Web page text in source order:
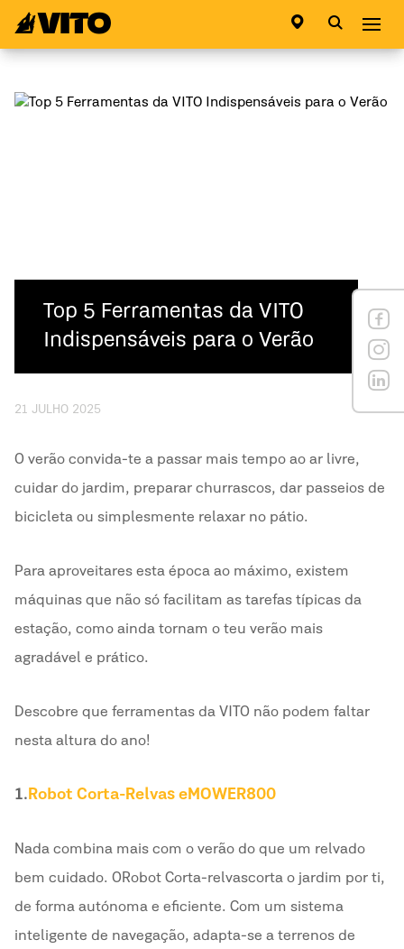
Ir para a página inicial
Top 5 Ferramentas da VITO
Indispensáveis para o Verão
21 JULHO 2025
O verão convida-te a passar mais tempo ao ar livre,
cuidar do jardim, preparar churrascos, dar passeios de
bicicleta ou simplesmente relaxar no pátio.
Para aproveitares esta época ao máximo, existem
máquinas que não só facilitam as tarefas típicas da
estação, como ainda tornam o teu verão mais
agradável e prático.
Descobre que ferramentas da VITO não podem faltar
nesta altura do ano!
1. Robot Corta-Relvas eMOWER800
Nada combina mais com o verão do que um relvado
bem cuidado. O Robot Corta-relvas corta o jardim por ti,
de forma autónoma e eficiente. Com um sistema
inteligente de navegação, adapta-se a terrenos de